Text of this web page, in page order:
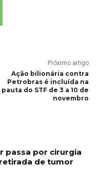
Próximo artigo
Ação bilionária contra
Petrobras é incluída na
pauta do STF de 3 a 10 de
novembro
passa por cirurgia
de tumor